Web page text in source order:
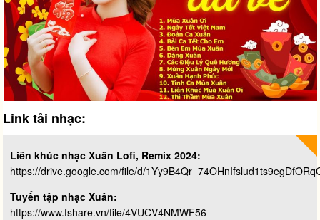
Link tải nhạc:
Liên khúc nhạc Xuân Lofi, Remix 2024:
https://drive.google.com/file/d/
Tuyển tập nhạc Xuân:
https://www.fshare.vn/file/4VUCV4NMWF56